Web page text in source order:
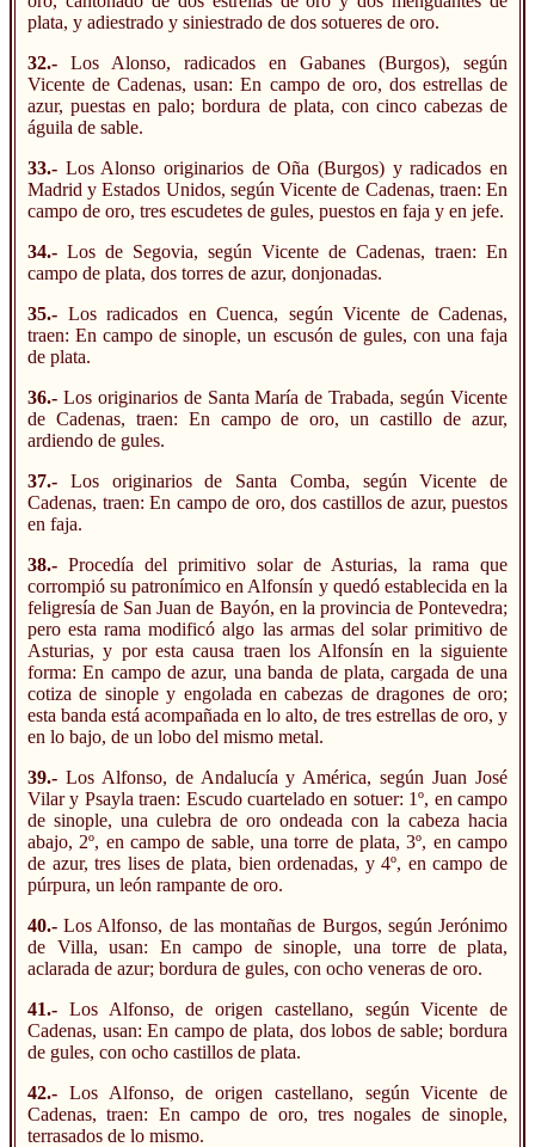
plata, y adiestrado y siniestrado de dos sotueres de oro.
32.- Los Alonso, radicados en Gabanes (Burgos), según
Vicente de Cadenas, usan: En campo de oro, dos estrellas de
azur, puestas en palo; bordura de plata, con cinco cabezas de
águila de sable.
33.- Los Alonso originarios de Oña (Burgos) y radicados en
Madrid y Estados Unidos, según Vicente de Cadenas, traen: En
campo de oro, tres escudetes de gules, puestos en faja y en jefe.
34.- Los de Segovia, según Vicente de Cadenas, traen: En
campo de plata, dos torres de azur, donjonadas.
35.- Los radicados en Cuenca, según Vicente de Cadenas,
traen: En campo de sinople, un escusón de gules, con una faja
de plata.
36.- Los originarios de Santa María de Trabada, según Vicente
de Cadenas, traen: En campo de oro, un castillo de azur,
ardiendo de gules.
37.- Los originarios de Santa Comba, según Vicente de
Cadenas, traen: En campo de oro, dos castillos de azur, puestos
en faja.
38.- Procedía del primitivo solar de Asturias, la rama que
corrompió su patronímico en Alfonsín y quedó establecida en la
feligresía de San Juan de Bayón, en la provincia de Pontevedra;
pero esta rama modificó algo las armas del solar primitivo de
Asturias, y por esta causa traen los Alfonsín en la siguiente
forma: En campo de azur, una banda de plata, cargada de una
cotiza de sinople y engolada en cabezas de dragones de oro;
esta banda está acompañada en lo alto, de tres estrellas de oro, y
en lo bajo, de un lobo del mismo metal.
39.- Los Alfonso, de Andalucía y América, según Juan José
Vilar y Psayla traen: Escudo cuartelado en sotuer: 1º, en campo
de sinople, una culebra de oro ondeada con la cabeza hacia
abajo, 2º, en campo de sable, una torre de plata, 3º, en campo
de azur, tres lises de plata, bien ordenadas, y 4º, en campo de
púrpura, un león rampante de oro.
40.- Los Alfonso, de las montañas de Burgos, según Jerónimo
de Villa, usan: En campo de sinople, una torre de plata,
aclarada de azur; bordura de gules, con ocho veneras de oro.
41.- Los Alfonso, de origen castellano, según Vicente de
Cadenas, usan: En campo de plata, dos lobos de sable; bordura
de gules, con ocho castillos de plata.
42.- Los Alfonso, de origen castellano, según Vicente de
Cadenas, traen: En campo de oro, tres nogales de sinople,
terrasados de lo mismo.